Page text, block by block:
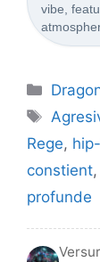
vibe,
Rege,
constient,
profunde